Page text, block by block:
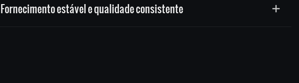
Fornecimento estável e qualidade consistente